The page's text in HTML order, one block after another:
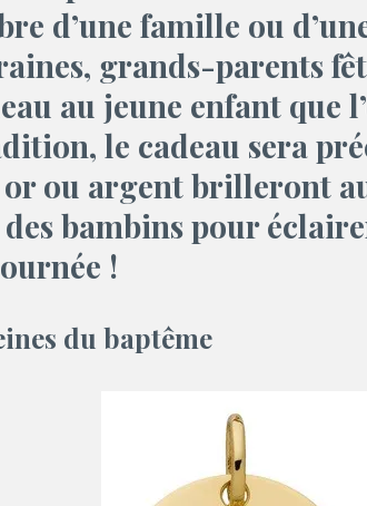
d’une famille ou
grands-parents
au jeune enfant que
le cadeau sera
ou argent brilleront
bambins pour
!
du baptême